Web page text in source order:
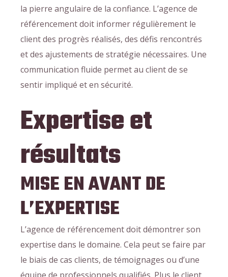
la pierre angulaire de la confiance. L’agence de
référencement doit informer régulièrement le
client des progrès réalisés, des défis rencontrés
et des ajustements de stratégie nécessaires. Une
communication fluide permet au client de se
sentir impliqué et en sécurité.
Expertise et
résultats
MISE EN AVANT DE
L’EXPERTISE
L’agence de référencement doit démontrer son
expertise dans le domaine. Cela peut se faire par
le biais de cas clients, de témoignages ou d’une